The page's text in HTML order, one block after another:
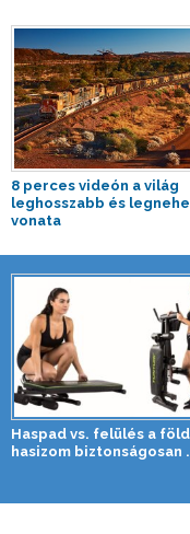
8 perces videón a világ
leghosszabb és
vonata
Haspad vs. felülés a
hasizom biztonságosan